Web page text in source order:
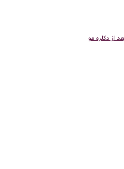
از دکلره مو